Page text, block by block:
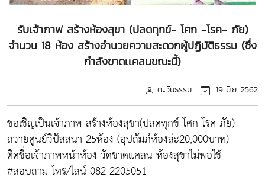
รับเจ้าภาพ สร้างห้องสุขา (ปลดทุกข์- โศก -โรค- ภัย)
จำนวน 18 ห้อง สร้างอำนวยความสะดวกผู้ปฏิบัติธรรม (ซึ่ง
กำลังขาดเเคลนขณะนี้)
ตะวันธรรม 19 มิ.ย. 2562
ขอเชิญเป็นเจ้าภาพ สร้างห้องสุขา(ปลดทุกข์ โศก โรค ภัย)
ถวายศูนย์วิปัสสนา 25ห้อง (อุปถัมภ์ห้องล่ะ20,000บาท)
ติดชื่อเจ้าภาพหน้าห้อง วัดขาดแคลน ห้องสุขาไม่พอใช้
#สอบถาม โทร/ไลน์ 082-2205051